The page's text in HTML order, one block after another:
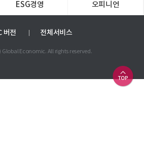
ESG경영 오피니언
버전 전체서비스
Global Economic. All rights reserved.